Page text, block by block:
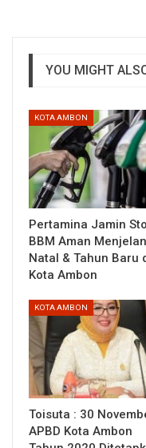
YOU MIGHT
KOTA AMBON
Pertamina Jamin
BBM Aman
Natal & Tahun Baru
Kota Ambon
KOTA AMBON
Toisuta : 30
APBD Kota Ambon